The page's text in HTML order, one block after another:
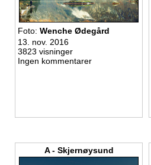
Foto: Wenche Ødegård
13. nov. 2016
3823 visninger
Ingen kommentarer
A - Skjernøysund